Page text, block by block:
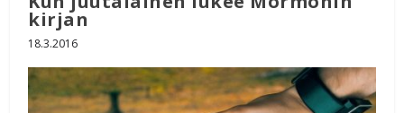
kirjan
18.3.2016